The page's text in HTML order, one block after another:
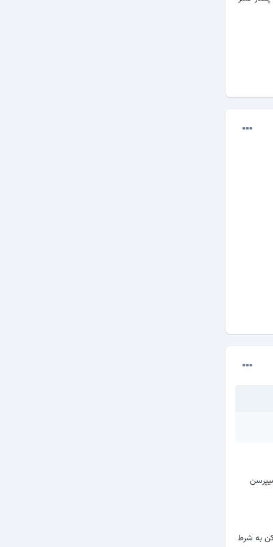
خیلی زیاد با تعویض ویبره درست بشه اگه میخوای بفروشی 30 کم کن به شرط